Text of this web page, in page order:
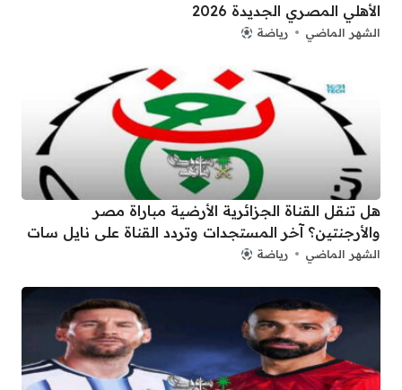
الأهلي المصري الجديدة 2026
الشهر الماضي رياضة
هل تنقل القناة الجزائرية الأرضية مباراة مصر
والأرجنتين؟ آخر المستجدات وتردد القناة على نايل سات
الشهر الماضي رياضة